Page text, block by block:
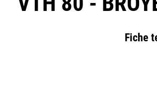
Fiche